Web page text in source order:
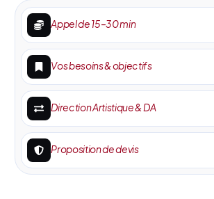
Appel de 15–30 min
Vos besoins & objectifs
Direction Artistique & DA
Proposition de devis